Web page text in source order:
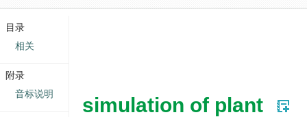
simulation of plant
目录
相关
附录
音标说明